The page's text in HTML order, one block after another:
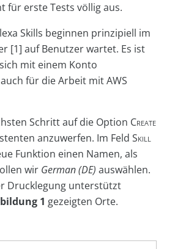
für erste Tests völlig aus.
Skills beginnen prinzipiell im
[1] auf Benutzer wartet. Es ist
mit einem Konto
für die Arbeit mit AWS
Schritt auf die Option Create
anzuwerfen. Im Feld Skill
Funktion einen Namen, als
wir German (DE) auswählen.
Drucklegung unterstützt
1 gezeigten Orte.